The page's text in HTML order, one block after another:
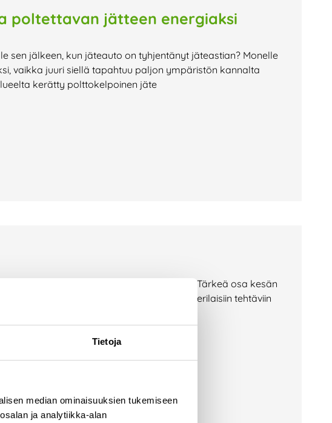
Tietoja
median ominaisuuksien tukemiseen
ja analytiikka-alan
poltettavan jätteen energiaksi
sen jälkeen, kun jäteauto on tyhjentänyt jäteastian? Monelle
vaikka juuri siellä tapahtuu paljon ympäristön kannalta
kerätty polttokelpoinen jäte
ja jätekeskuksilla aktiivista aikaa. Tärkeä osa kesän
jotka ovat tarttuneet monipuolisesti erilaisiin tehtäviin